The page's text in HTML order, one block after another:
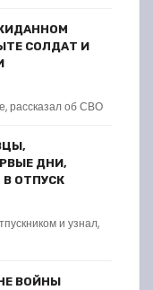
СОЛДАТ И
рассказал об СВО
ДНИ,
ОТПУСК
и узнал,
ВОЙНЫ